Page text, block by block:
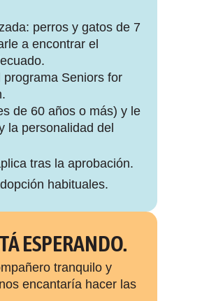
perros y gatos de 7
a encontrar el
Seniors for
de 60 años o más) y le
la personalidad del
tras la aprobación.
habituales.
ESPERANDO.
tranquilo y
encantaría hacer las